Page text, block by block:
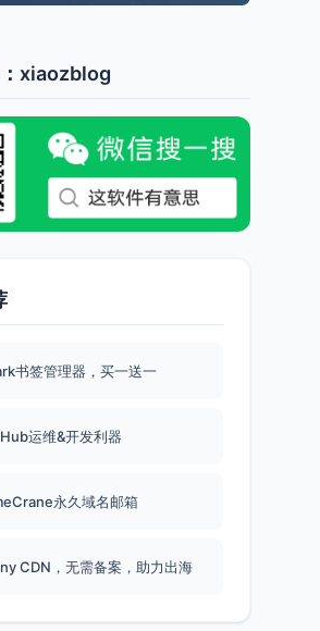
xiaozblog
书签管理器，买一送一
运维&开发利器
永久域名邮箱
CDN，无需备案，助力出海